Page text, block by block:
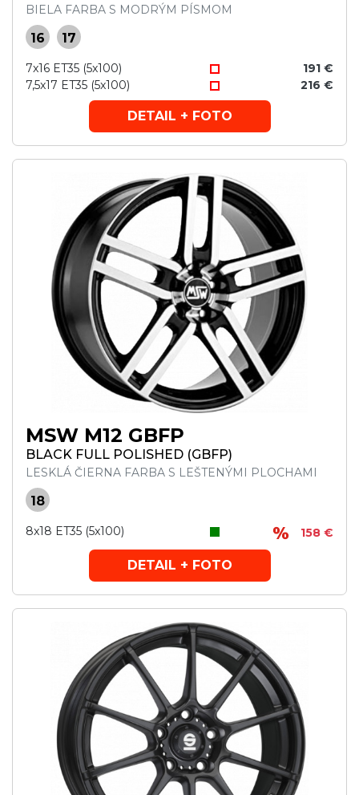
BIELA FARBA S MODRÝM PÍSMOM
16 17
7x16 ET35 (5x100)
191 €
7,5x17 ET35 (5x100)
216 €
DETAIL + FOTO
MSW M12 GBFP
BLACK FULL POLISHED (GBFP)
LESKLÁ ČIERNA FARBA S LEŠTENÝMI PLOCHAMI
18
8x18 ET35 (5x100) 158 €
DETAIL + FOTO